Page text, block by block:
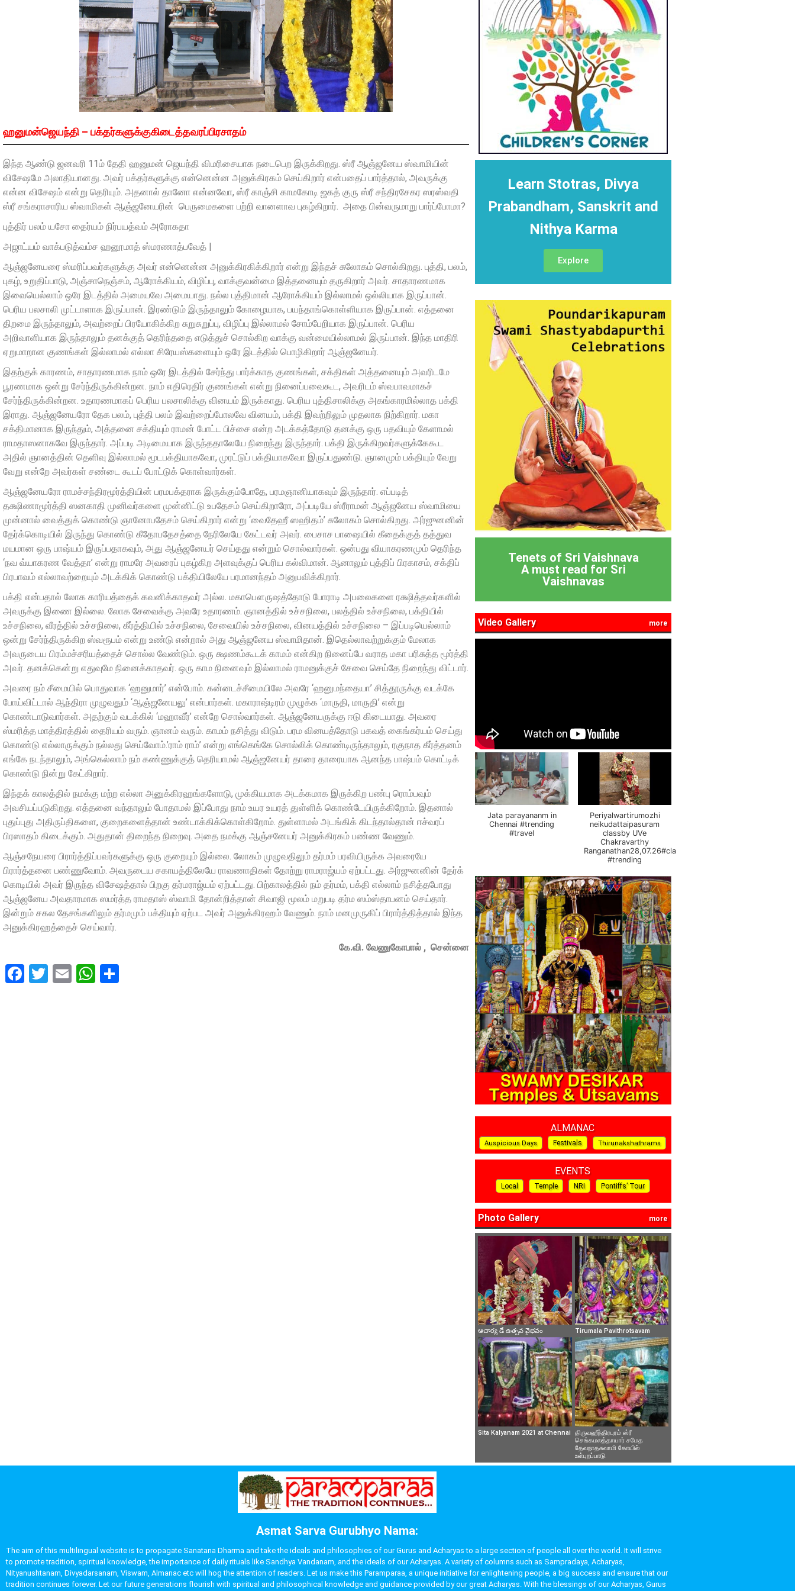
ஹனுமன்ஜெயந்தி – பக்தர்களுக்குகிடைத்தவரப்பிரசாதம்
இந்த ஆண்டு ஜனவரி 11ம் தேதி ஹனுமன் ஜெயந்தி விமரிசையாக நடைபெற இருக்கிறது. ஸ்ரீ ஆஞ்ஜனேய ஸ்வாமியின்
விசேஷமே அலாதியானது. அவர் பக்தர்களுக்கு என்னென்ன அனுக்கிரகம் செய்கிறார் என்பதைப் பார்த்தால், அவருக்கு
என்ன விசேஷம் என்று தெரியும். அதனால் தானோ என்னவோ, ஸ்ரீ காஞ்சி காமகோடி ஜகத் குரு ஸ்ரீ சந்திரசேகர ஸரஸ்வதி
ஸ்ரீ சங்கராசாரிய ஸ்வாமிகள் ஆஞ்ஜனேயரின் பெருமைகளை பற்றி வானளாவ புகழ்கிறார். அதை பின்வருமாறு பார்ப்போமா?
புத்திர் பலம் யசோ தைர்யம் நிர்பயத்வம் அரோகதா
அஜாட்யம் வாக்படுத்வம்ச ஹனூமாத் ஸ்மரணாத்பவேத் |
ஆஞ்ஜனேயரை ஸ்மரிப்பவர்களுக்கு அவர் என்னென்ன அனுக்கிரகிக்கிறார் என்று இந்தச் சுலோகம் சொல்கிறது. புத்தி, பலம்,
புகழ், உறுதிப்பாடு, அஞ்சாநெஞ்சம், ஆரோக்கியம், விழிப்பு, வாக்குவன்மை இத்தனையும் தருகிறார் அவர். சாதாரணமாக
இவையெல்லாம் ஒரே இடத்தில் அமையவே அமையாது. நல்ல புத்திமான் ஆரோக்கியம் இல்லாமல் ஒல்லியாக இருப்பான்.
பெரிய பலசாலி முட்டாளாக இருப்பான். இரண்டும் இருந்தாலும் கோழையாக, பயந்தாங்கொள்ளியாக இருப்பான். எத்தனை
திறமை இருந்தாலும், அவற்றைப் பிரயோகிக்கிற சுறுசுறுப்பு, விழிப்பு இல்லாமல் சோம்பேறியாக இருப்பான். பெரிய
அறிவாளியாக இருந்தாலும் தனக்குத் தெரிந்ததை எடுத்துச் சொல்கிற வாக்கு வன்மையில்லாமல் இருப்பான். இந்த மாதிரி
ஏறுமாறான குணங்கள் இல்லாமல் எல்லா சிரேயஸ்களையும் ஒரே இடத்தில் பொழிகிறார் ஆஞ்ஜனேயர்.
இதற்குக் காரணம், சாதாரணமாக நாம் ஒரே இடத்தில் சேர்ந்து பார்க்காத குணங்கள், சக்திகள் அத்தனையும் அவரிடமே
பூரணமாக ஒன்று சேர்ந்திருக்கின்றன. நாம் எதிரெதிர் குணங்கள் என்று நினைப்பவைகூட, அவரிடம் ஸ்வபாவமாகச்
சேர்ந்திருக்கின்றன. உதாரணமாகப் பெரிய பலசாலிக்கு வினயம் இருக்காது. பெரிய புத்திசாலிக்கு அகங்காரமில்லாத பக்தி
இராது. ஆஞ்ஜனேயரோ தேக பலம், புத்தி பலம் இவற்றைப்போலவே வினயம், பக்தி இவற்றிலும் முதலாக நிற்கிறார். மகா
சக்திமானாக இருந்தும், அத்தனை சக்தியும் ராமன் போட்ட பிச்சை என்ற அடக்கத்தோடு தனக்கு ஒரு பதவியும் கேளாமல்
ராமதாஸனாகவே இருந்தார். அப்படி அடிமையாக இருந்ததாலேயே நிறைந்து இருந்தார். பக்தி இருக்கிறவர்களுக்கேகூட
அதில் ஞானத்தின் தெளிவு இல்லாமல் மூடபக்தியாகவோ, முரட்டுப் பக்தியாகவோ இருப்பதுண்டு. ஞானமும் பக்தியும் வேறு
வேறு என்றே அவர்கள் சண்டை கூடப் போட்டுக் கொள்வார்கள்.
ஆஞ்ஜனேயரோ ராமச்சந்திரமூர்த்தியின் பரமபக்தராக இருக்கும்போதே, பரமஞானியாகவும் இருந்தார். எப்படித்
தக்ஷிணாமூர்த்தி ஸனகாதி முனிவர்களை முன்னிட்டு உபதேசம் செய்கிறாரோ, அப்படியே ஸ்ரீராமன் ஆஞ்ஜனேய ஸ்வாமியை
முன்னால் வைத்துக் கொண்டு ஞானோபதேசம் செய்கிறார் என்று ‘வைதேஹீ ஸஹிதம்’ சுலோகம் சொல்கிறது. அர்ஜுனனின்
தேர்க்கொடியில் இருந்து கொண்டு கீதோபதேசத்தை நேரிலேயே கேட்டவர் அவர். பைசாச பாஷையில் கீதைக்குத் தத்துவ
மயமான ஒரு பாஷ்யம் இருப்பதாகவும், அது ஆஞ்ஜனேயர் செய்தது என்றும் சொல்வார்கள். ஒன்பது வியாகரணமும் தெரிந்த
‘நவ வ்யாகரண வேத்தா’ என்று ராமரே அவரைப் புகழ்கிற அளவுக்குப் பெரிய கல்விமான். ஆனாலும் புத்திப் பிரகாசம், சக்திப்
பிரபாவம் எல்லாவற்றையும் அடக்கிக் கொண்டு பக்தியிலேயே பரமானந்தம் அனுபவிக்கிறார்.
பக்தி என்பதால் லோக காரியத்தைக் கவனிக்காதவர் அல்ல. மகாபௌருஷத்தோடு போராடி அபலைகளை ரக்ஷித்தவர்களில்
அவருக்கு இணை இல்லை. லோக சேவைக்கு அவரே உதாரணம். ஞானத்தில் உச்சநிலை, பலத்தில் உச்சநிலை, பக்தியில்
உச்சநிலை, வீரத்தில் உச்சநிலை, கீர்த்தியில் உச்சநிலை, சேவையில் உச்சநிலை, வினயத்தில் உச்சநிலை – இப்படியெல்லாம்
ஒன்று சேர்ந்திருக்கிற ஸ்வரூபம் என்று உண்டு என்றால் அது ஆஞ்ஜனேய ஸ்வாமிதான். இதெல்லாவற்றுக்கும் மேலாக
அவருடைய பிரம்மச்சரியத்தைச் சொல்ல வேண்டும். ஒரு க்ஷணம்கூடக் காமம் என்கிற நினைப்பே வராத மகா பரிசுத்த மூர்த்தி
அவர். தனக்கென்று எதுவுமே நினைக்காதவர். ஒரு காம நினைவும் இல்லாமல் ராமனுக்குச் சேவை செய்தே நிறைந்து விட்டார்.
அவரை நம் சீமையில் பொதுவாக ‘ஹனுமார்’ என்போம். கன்னடச்சீமையிலே அவரே ‘ஹனுமந்தையா’ சித்தூருக்கு வடக்கே
போய்விட்டால் ஆந்திரா முழுவதும் ‘ஆஞ்ஜனேயலு’ என்பார்கள். மகாராஷ்டிரம் முழுக்க ‘மாருதி, மாருதி’ என்று
கொண்டாடுவார்கள். அதற்கும் வடக்கில் ‘மஹாவீர்’ என்றே சொல்வார்கள். ஆஞ்ஜனேயருக்கு ஈடு கிடையாது. அவரை
ஸ்மரித்த மாத்திரத்தில் தைரியம் வரும். ஞானம் வரும். காமம் நசித்து விடும். பரம வினயத்தோடு பகவத் கைங்கர்யம் செய்து
கொண்டு எல்லாருக்கும் நல்லது செய்வோம்.’ராம் ராம்’ என்று எங்கெங்கே சொல்லிக் கொண்டிருந்தாலும், ரகுநாத கீர்த்தனம்
எங்கே நடந்தாலும், அங்கெல்லாம் நம் கண்ணுக்குத் தெரியாமல் ஆஞ்ஜனேயர் தாரை தாரையாக ஆனந்த பாஷ்பம் கொட்டிக்
கொண்டு நின்று கேட்கிறார்.
இந்தக் காலத்தில் நமக்கு மற்ற எல்லா அனுக்கிரஹங்களோடு, முக்கியமாக அடக்கமாக இருக்கிற பண்பு ரொம்பவும்
அவசியப்படுகிறது. எத்தனை வந்தாலும் போதாமல் இப்போது நாம் உயர உயரத் துள்ளிக் கொண்டேயிருக்கிறோம். இதனால்
புதுப்புது அதிருப்திகளை, குறைகளைத்தான் உண்டாக்கிக்கொள்கிறோம். துள்ளாமல் அடங்கிக் கிடந்தால்தான் ஈச்வரப்
பிரஸாதம் கிடைக்கும். அதுதான் திறைந்த நிறைவு. அதை நமக்கு ஆஞ்சனேயர் அனுக்கிரகம் பண்ண வேணும்.
ஆஞ்சநேயரை பிரார்த்திப்பவர்களுக்கு ஒரு குறையும் இல்லை. லோகம் முழுவதிலும் தர்மம் பரவியிருக்க அவரையே
பிரார்த்தனை பண்ணுவோம். அவருடைய சகாயத்திலேயே ராவணாதிகள் தோற்று ராமராஜ்யம் ஏற்பட்டது. அர்ஜுனனின் தேர்க்
கொடியில் அவர் இருந்த விசேஷத்தால் பிறகு தர்மராஜ்யம் ஏற்பட்டது. பிற்காலத்தில் நம் தர்மம், பக்தி எல்லாம் நசித்தபோது
ஆஞ்ஜனேய அவதாரமாக ஸமர்த்த ராமதாஸ் ஸ்வாமி தோன்றித்தான் சிவாஜி மூலம் மறுபடி தர்ம ஸம்ஸ்தாபனம் செய்தார்.
இன்றும் சகல தேசங்களிலும் தர்மமும் பக்தியும் ஏற்பட அவர் அனுக்கிரஹம் வேணும். நாம் மனமுருகிப் பிரார்த்தித்தால் இந்த
அனுக்கிரஹத்தைச் செய்வார்.
கே.வி. வேணுகோபால் , சென்னை
Facebook
Twitter
EmailWhatsApp
Learn Stotras, Divya
Prabandham, Sanskrit and
Nithya Karma
Explore
Tenets of Sri Vaishnava
A must read for Sri
Vaishnavas
Video Gallery more
Jata parayananm in
Chennai #trending
#travel
Periyalwartirumozhi
neikudattaipasuram
classby UVe
Chakravarthy
Ranganathan28,07.26#class
#trending
ALMANAC
Auspicious Days Festivals Thirunakshathrams
EVENTS
Local Temple NRI Pontiffs’ Tour
Photo Gallery more
ఆచార్య డే ఉత్సవ వైభవం Tirumala Pavithrotsavam
Sita Kalyanam 2021 at Chennai
திருவஹீந்திரபுரம் ஸ்ரீ
செங்கமலத்தாயார் சமேத
தேவநாதசுவாமி கோயில்
உள்புறப்பாடு
Asmat Sarva Gurubhyo Nama:
The aim of this multilingual website is to propagate Sanatana Dharma and take the ideals and philosophies of our Gurus and Acharyas to a large section of people all over the world. It will strive
to promote tradition, spiritual knowledge, the importance of daily rituals like Sandhya Vandanam, and the ideals of our Acharyas. A variety of columns such as Sampradaya, Acharyas,
Nityanushtanam, Divyadarsanam, Viswam, Almanac etc will hog the attention of readers. Let us make this Paramparaa, a unique initiative for enlightening people, a big success and ensure that our
tradition continues forever. Let our future generations flourish with spiritual and philosophical knowledge and guidance provided by our great Acharyas. With the blessings of our Acharyas, Gurus